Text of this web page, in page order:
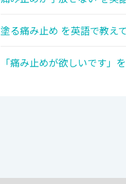
塗る痛み止め を英語で教え
「痛み止めが欲しいです」